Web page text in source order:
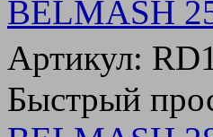
BELMASH
Артикул:
Быстрый